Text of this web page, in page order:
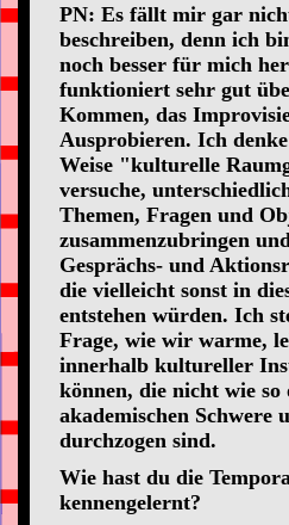
PN: Es fällt mir gar
beschreiben, denn ich
noch besser für mich
funktioniert sehr gut
Kommen, das
Ausprobieren. Ich
Weise "kulturelle
versuche,
Themen, Fragen und
zusammenzubringen
Gesprächs- und
die vielleicht sonst in
entstehen würden. Ich
Frage, wie wir warme,
innerhalb kultureller
können, die nicht wie so
akademischen Schwere
durchzogen sind.
Wie hast du die
kennengelernt?